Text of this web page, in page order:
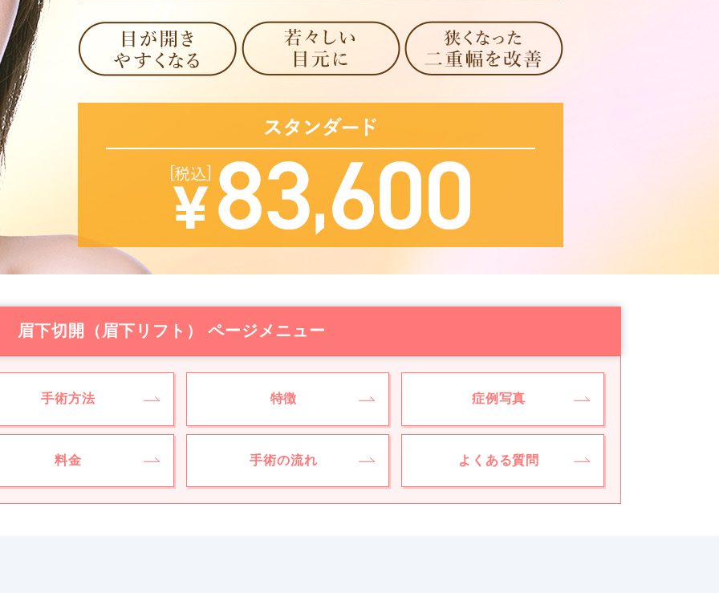
眉下切開（眉下リフト） ページメニュー
手術方法 特徴 症例写真
料金 手術の流れ よくある質問